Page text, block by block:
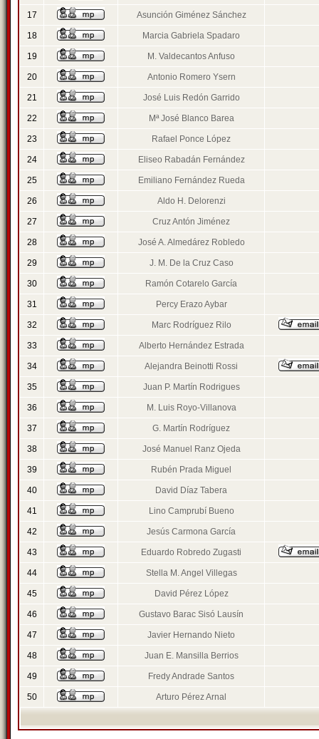
17 Asunción Giménez Sánchez
18 Marcia Gabriela Spadaro
19 M. Valdecantos Anfuso
20 Antonio Romero Ysern
21 José Luis Redón Garrido
22 Mª José Blanco Barea
23 Rafael Ponce López
24 Eliseo Rabadán Fernández
25 Emiliano Fernández Rueda
26 Aldo H. Delorenzi
27 Cruz Antón Jiménez
28 José A. Almedárez Robledo
29 J. M. De la Cruz Caso
30 Ramón Cotarelo García
31 Percy Erazo Aybar
32 Marc Rodríguez Rilo
33 Alberto Hernández Estrada
34 Alejandra Beinotti Rossi
35 Juan P. Martín Rodrigues
36 M. Luis Royo-Villanova
37 G. Martín Rodríguez
38 José Manuel Ranz Ojeda
39 Rubén Prada Miguel
40 David Díaz Tabera
41 Lino Camprubí Bueno
42 Jesús Carmona García
43 Eduardo Robredo Zugasti
44 Stella M. Angel Villegas
45 David Pérez López
46 Gustavo Barac Sisó Lausín
47 Javier Hernando Nieto
48 Juan E. Mansilla Berrios
49 Fredy Andrade Santos
50 Arturo Pérez Arnal